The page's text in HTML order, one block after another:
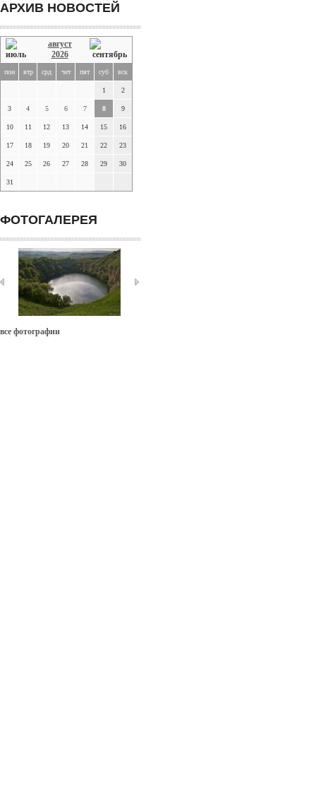
АРХИВ НОВОСТЕЙ
август
2026
пон втр срд чет пят суб вск
1 2
3 4 5 6 7 8 9
10 11 12 13 14 15 16
17 18 19 20 21 22 23
24 25 26 27 28 29 30
31
ФОТОГАЛЕРЕЯ
все фотографии